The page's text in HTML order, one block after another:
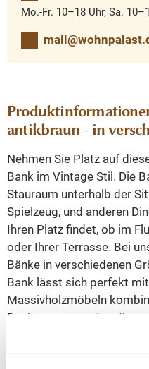
Mo.-Fr. 10–18 Uhr, Sa.
antikbraun - in
Nehmen Sie Platz auf
Bank im Vintage Stil. Die
Stauraum unterhalb der
Spielzeug, und anderen
Ihren Platz findet, ob im
oder Ihrer Terrasse. Bei
Bänke in verschiedenen
Bank lässt sich perfekt
Massivholzmöbeln
Bank zu unseren
und weitere Produkte